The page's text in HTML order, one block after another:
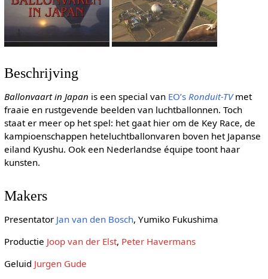
Beschrijving
Ballonvaart in Japan is een special van EO’s Ronduit-TVmet
fraaie en rustgevende beelden van luchtballonnen. Toch
staat er meer op het spel: het gaat hier om de Key Race, de
kampioenschappen heteluchtballonvaren boven het Japanse
eiland Kyushu. Ook een Nederlandse équipe toont haar
kunsten.
Makers
Presentator Jan van den Bosch, Yumiko Fukushima
Productie Joop van der Elst, Peter Havermans
Geluid Jurgen Gude